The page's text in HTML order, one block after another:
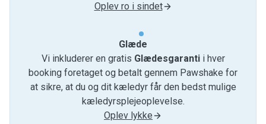
Oplev ro i sindet
Glæde
Vi inkluderer en gratis Glædesgarantii hver
booking foretaget og betalt gennem Pawshake for
at sikre, at du og dit kæledyr får den bedst mulige
kæledyrsplejeoplevelse.
Oplev lykke